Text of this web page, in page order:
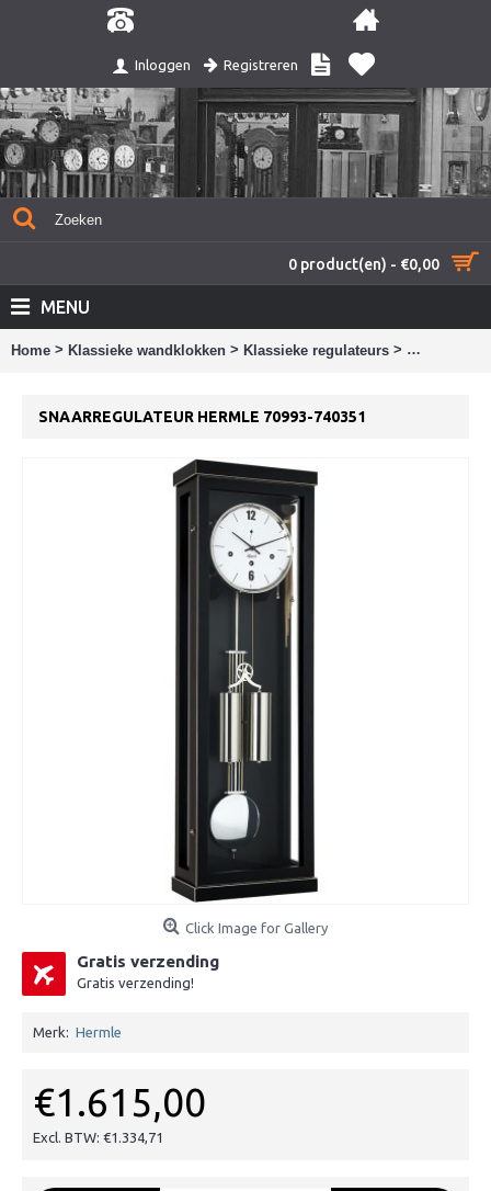
Inloggen Registreren
0 product(en) - €0,00
MENU
Home > Klassieke wandklokken > Klassieke regulateurs >
SNAARREGULATEUR HERMLE 70993-740351
Click Image for Gallery
Gratis verzending
Gratis verzending!
Merk: Hermle
€1.615,00
Excl. BTW: €1.334,71